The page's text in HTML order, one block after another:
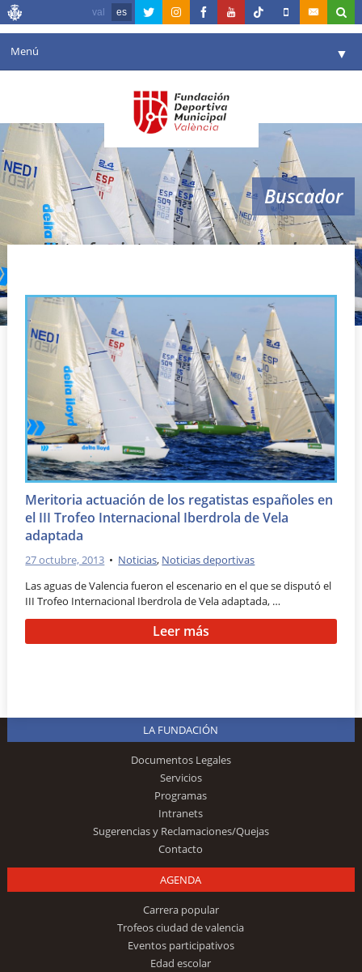
val es
Menú ▼
Agenda
Instalaciones
Comunicación ▼
Valencia en deporte ▼
Reservas
Buscador
III trofeo internacional vela adaptada
Meritoria actuación de los regatistas españoles en
el III Trofeo Internacional Iberdrola de Vela
adaptada
27 octubre, 2013 • Noticias, Noticias deportivas
Las aguas de Valencia fueron el escenario en el que se disputó el
III Trofeo Internacional Iberdrola de Vela adaptada, …
Leer más
LA FUNDACIÓN
Documentos Legales
Servicios
Programas
Intranets
Sugerencias y Reclamaciones/Quejas
Contacto
AGENDA
Carrera popular
Trofeos ciudad de valencia
Eventos participativos
Edad escolar